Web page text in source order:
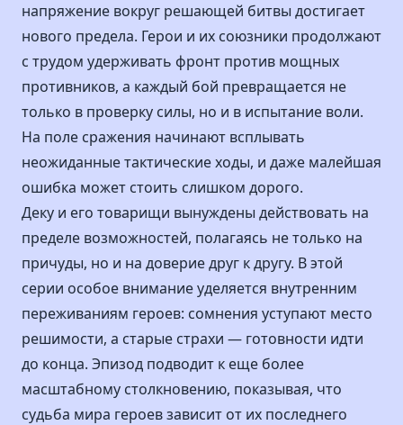
напряжение вокруг решающей битвы достигает
нового предела. Герои и их союзники продолжают
с трудом удерживать фронт против мощных
противников, а каждый бой превращается не
только в проверку силы, но и в испытание воли.
На поле сражения начинают всплывать
неожиданные тактические ходы, и даже малейшая
ошибка может стоить слишком дорого.
Деку и его товарищи вынуждены действовать на
пределе возможностей, полагаясь не только на
причуды, но и на доверие друг к другу. В этой
серии особое внимание уделяется внутренним
переживаниям героев: сомнения уступают место
решимости, а старые страхи — готовности идти
до конца. Эпизод подводит к еще более
масштабному столкновению, показывая, что
судьба мира героев зависит от их последнего